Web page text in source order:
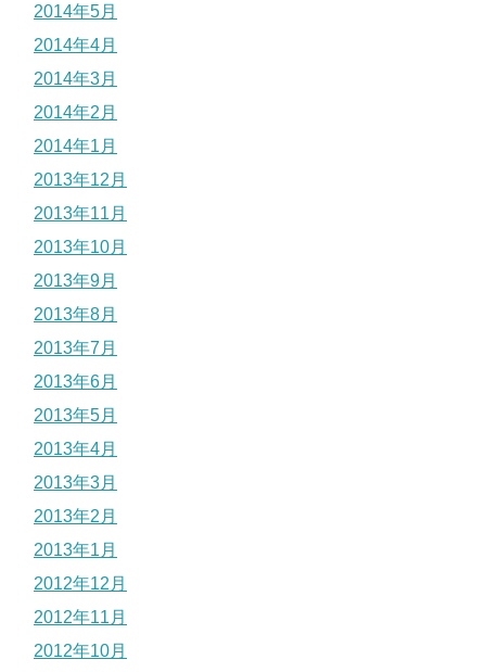
2014年5月
2014年4月
2014年3月
2014年2月
2014年1月
2013年12月
2013年11月
2013年10月
2013年9月
2013年8月
2013年7月
2013年6月
2013年5月
2013年4月
2013年3月
2013年2月
2013年1月
2012年12月
2012年11月
2012年10月